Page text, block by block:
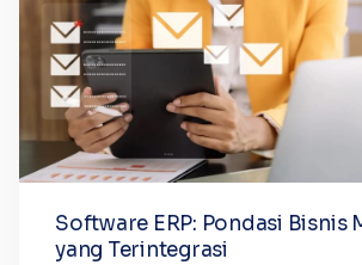
Software ERP: Pondasi Bisnis
yang Terintegrasi